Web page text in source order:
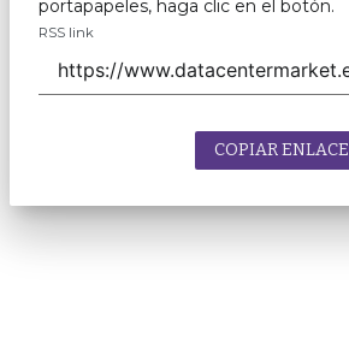
portapapeles, haga clic en el botón.
RSS link
COPIAR ENLACE